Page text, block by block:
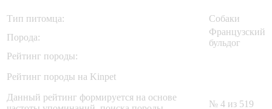
Тип питомца:
Собаки
Порода:
Французский
бульдог
Рейтинг породы:
Рейтинг породы на Kinpet
Данный рейтинг формируется на основе
№ 4 из 519